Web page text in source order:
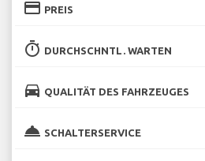
credit_card PREIS
timer DURCHSCHNTL. WARTEN
directions_car QUALITÄT DES FAHRZEUGES
room_service SCHALTERSERVICE